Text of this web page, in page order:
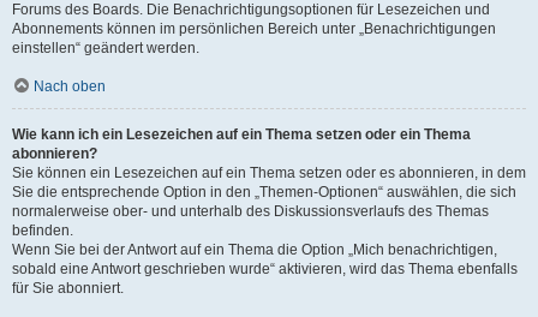
Forums des Boards. Die Benachrichtigungsoptionen für Lesezeichen und
Abonnements können im persönlichen Bereich unter „Benachrichtigungen
einstellen“ geändert werden.
Nach oben
Wie kann ich ein Lesezeichen auf ein Thema setzen oder ein Thema
abonnieren?
Sie können ein Lesezeichen auf ein Thema setzen oder es abonnieren, in dem
Sie die entsprechende Option in den „Themen-Optionen“ auswählen, die sich
normalerweise ober- und unterhalb des Diskussionsverlaufs des Themas
befinden.
Wenn Sie bei der Antwort auf ein Thema die Option „Mich benachrichtigen,
sobald eine Antwort geschrieben wurde“ aktivieren, wird das Thema ebenfalls
für Sie abonniert.